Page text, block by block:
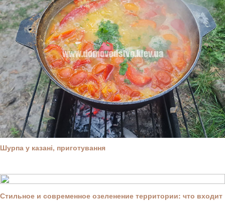
Шурпа у казані, приготування
Стильное и современное озеленение территории: что входит